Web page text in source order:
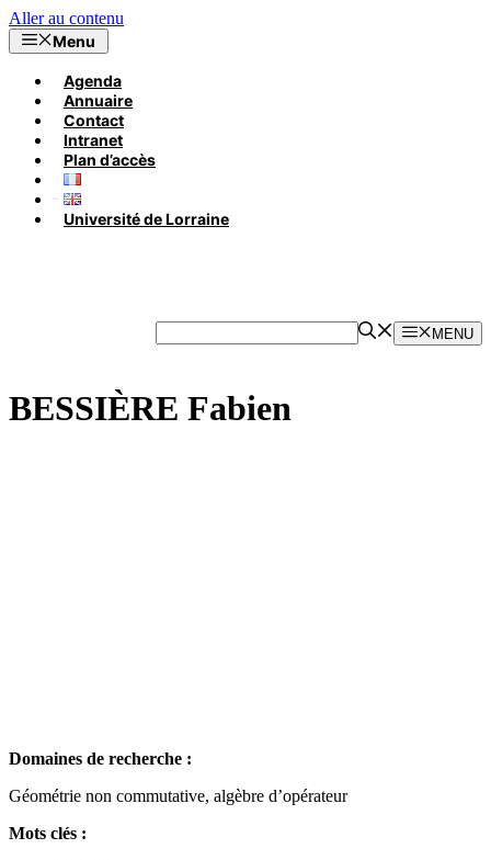
Aller au contenu
Menu
Agenda
Annuaire
Contact
Intranet
Plan d’accès
Université de Lorraine
MENU
BESSIÈRE Fabien
Domaines de recherche :
Géométrie non commutative, algèbre d’opérateur
Mots clés :